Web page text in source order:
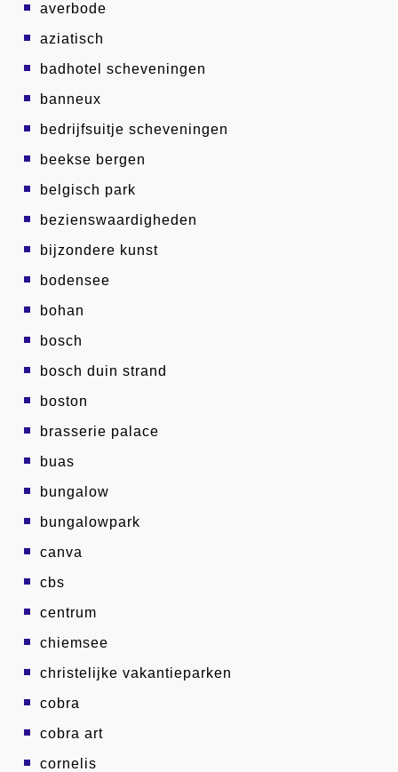
averbode
aziatisch
badhotel scheveningen
banneux
bedrijfsuitje scheveningen
beekse bergen
belgisch park
bezienswaardigheden
bijzondere kunst
bodensee
bohan
bosch
bosch duin strand
boston
brasserie palace
buas
bungalow
bungalowpark
canva
cbs
centrum
chiemsee
christelijke vakantieparken
cobra
cobra art
cornelis